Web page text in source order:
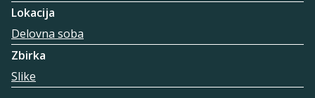
Lokacija
Delovna soba
Zbirka
Slike